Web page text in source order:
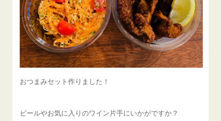
おつまみセット作りました！
ビールやお気に入りのワイン片手にいかがですか？